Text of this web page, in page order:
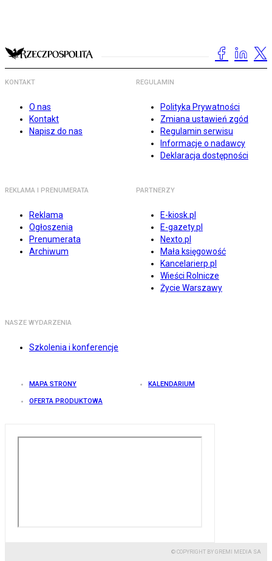
KONTAKT
O nas
Kontakt
Napisz do nas
REGULAMIN
Polityka Prywatności
Zmiana ustawień zgód
Regulamin serwisu
Informacje o nadawcy
Deklaracja dostępności
REKLAMA I PRENUMERATA
Reklama
Ogłoszenia
Prenumerata
Archiwum
PARTNERZY
E-kiosk.pl
E-gazety.pl
Nexto.pl
Mała księgowość
Kancelarierp.pl
Wieści Rolnicze
Życie Warszawy
NASZE WYDARZENIA
Szkolenia i konferencje
MAPA STRONY KALENDARIUM
OFERTA PRODUKTOWA
© COPYRIGHT BY GREMI MEDIA SA